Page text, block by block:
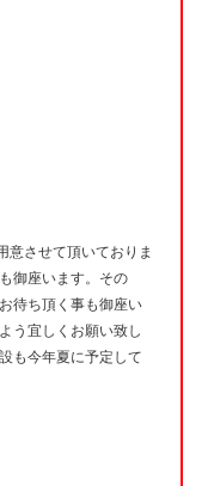
意させて頂いておりま
御座います。その
待ち頂く事も御座い
う宜しくお願い致し
も今年夏に予定して